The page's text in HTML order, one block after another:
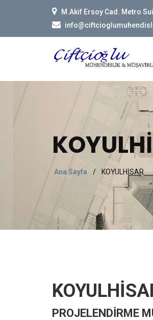
M.Akif Ersoy Cad. Metro
Ana Sayfa / KOYULHİSAR
PROJELENDİRME